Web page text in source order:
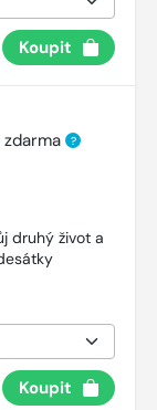
Koupit
?
druhý život a
Koupit